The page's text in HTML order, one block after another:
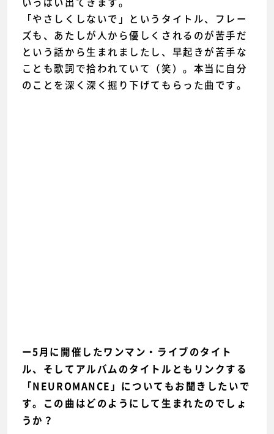
「やさしくしないで」というタイトル、フレー
ズも、あたしが人から優しくされるのが苦手だ
という話から生まれましたし、早起きが苦手な
ことも歌詞で拾われていて（笑）。本当に自分
のことを深く深く掘り下げてもらった曲です。
ー5月に開催したワンマン・ライブのタイト
ル、そしてアルバムのタイトルともリンクする
「NEUROMANCE」についてもお聞きしたいで
す。この曲はどのようにして生まれたのでしょ
うか？